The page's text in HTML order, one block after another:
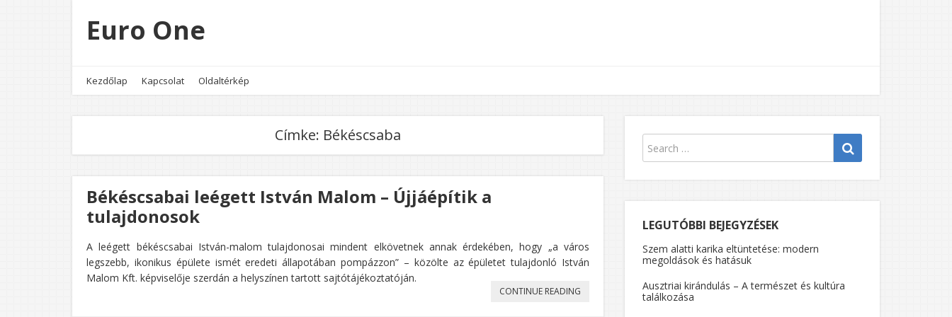
Euro One
Kezdőlap Kapcsolat Oldaltérkép
Címke: Békéscsaba
Békéscsabai leégett István Malom – Újjáépítik a
tulajdonosok
A leégett békéscsabai István-malom tulajdonosai mindent elkövetnek annak érdekében, hogy „a város
legszebb, ikonikus épülete ismét eredeti állapotában pompázzon” – közölte az épületet tulajdonló István
Malom Kft. képviselője szerdán a helyszínen tartott sajtótájékoztatóján.
CONTINUE READING
LEGUTÓBBI BEJEGYZÉSEK
Szem alatti karika eltüntetése: modern
megoldások és hatásuk
Ausztriai kirándulás – A természet és kultúra
találkozása